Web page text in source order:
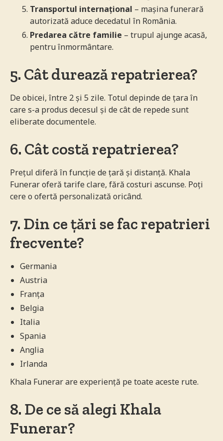
Transportul internațional – mașina funerară
autorizată aduce decedatul în România.
Predarea către familie – trupul ajunge acasă,
pentru înmormântare.
5. Cât durează repatrierea?
De obicei, între 2 și 5 zile. Totul depinde de țara în
care s-a produs decesul și de cât de repede sunt
eliberate documentele.
6. Cât costă repatrierea?
Prețul diferă în funcție de țară și distanță. Khala
Funerar oferă tarife clare, fără costuri ascunse. Poți
cere o ofertă personalizată oricând.
7. Din ce țări se fac repatrieri
frecvente?
Germania
Austria
Franța
Belgia
Italia
Spania
Anglia
Irlanda
Khala Funerar are experiență pe toate aceste rute.
8. De ce să alegi Khala
Funerar?